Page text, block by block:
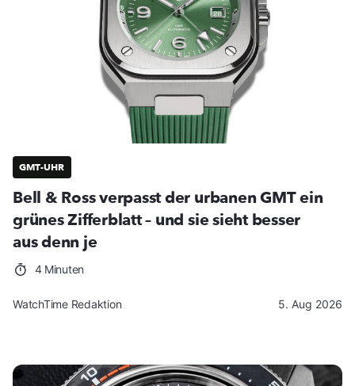
GMT-UHR
Bell & Ross verpasst der urbanen GMT ein
grünes Zifferblatt – und sie sieht besser
aus denn je
4 Minuten
WatchTime Redaktion 5. Aug 2026